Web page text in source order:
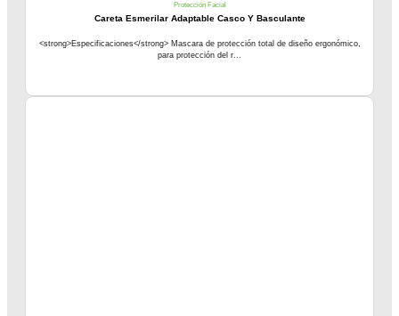
Protección Facial
Careta Esmerilar Adaptable Casco Y Basculante
<strong>Especificaciones</strong> Mascara de protección total de diseño ergonómico,
para protección del r...